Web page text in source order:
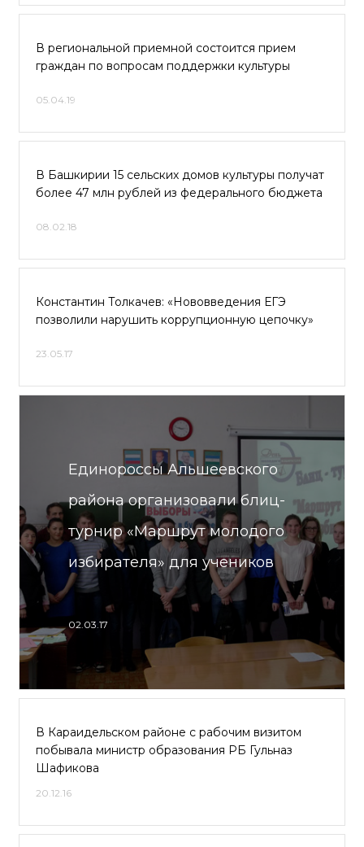
В региональной приемной состоится прием
граждан по вопросам поддержки культуры
05.04.19
В Башкирии 15 сельских домов культуры получат
более 47 млн рублей из федерального бюджета
08.02.18
Константин Толкачев: «Нововведения ЕГЭ
позволили нарушить коррупционную цепочку»
23.05.17
Единороссы Альшеевского
района организовали блиц-
турнир «Маршрут молодого
избирателя» для учеников
02.03.17
В Караидельском районе с рабочим визитом
побывала министр образования РБ Гульназ
Шафикова
20.12.16